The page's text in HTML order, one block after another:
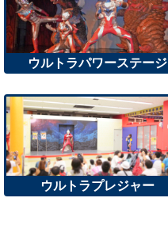
ウルトラパワーステージ
ウルトラプレジャー